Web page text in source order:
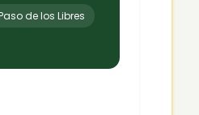
de los Libres